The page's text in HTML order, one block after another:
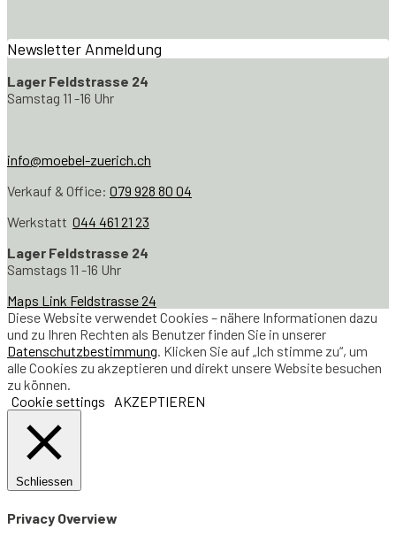
Newsletter Anmeldung
Lager Feldstrasse 24
Samstag 11 -16 Uhr
info@moebel-zuerich.ch
Verkauf & Office: 079 928 80 04
Werkstatt 044 461 21 23
Lager Feldstrasse 24
Samstags 11 -16 Uhr
Maps Link Feldstrasse 24
Diese Website verwendet Cookies – nähere Informationen dazu
und zu Ihren Rechten als Benutzer finden Sie in unserer
Datenschutzbestimmung . Klicken Sie auf „Ich stimme zu“, um
alle Cookies zu akzeptieren und direkt unsere Website besuchen
zu können.
Cookie settings
AKZEPTIEREN
Schliessen
Privacy Overview